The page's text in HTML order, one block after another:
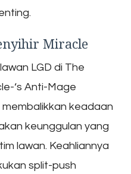
Miracle
LGD di The
‘s Anti-Mage
keadaan
keunggulan yang
lawan. Keahliannya
split-push